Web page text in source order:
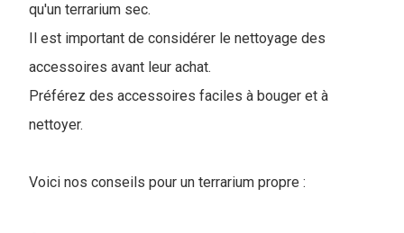
qu'un terrarium sec.
Il est important de considérer le nettoyage des
accessoires avant leur achat.
Préférez des accessoires faciles à bouger et à
nettoyer.
Voici nos conseils pour un terrarium propre :